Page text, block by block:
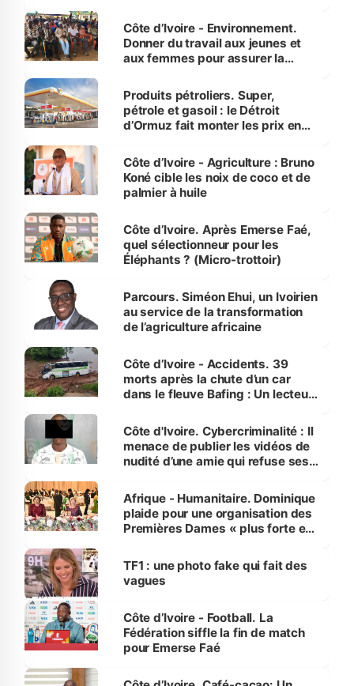
Côte d’Ivoire - Environnement.
Donner du travail aux jeunes et
aux femmes pour assurer la
menacées
Produits pétroliers. Super,
pétrole et gasoil : le Détroit
d’Ormuz fait monter les prix en
Côte d’Ivoire - Agriculture : Bruno
Koné cible les noix de coco et de
palmier à huile
Côte d’Ivoire. Après Emerse Faé,
quel sélectionneur pour les
Éléphants ? (Micro-trottoir)
Parcours. Siméon Ehui, un Ivoirien
au service de la transformation
de l’agriculture africaine
Côte d’Ivoire - Accidents. 39
morts après la chute d’un car
dans le fleuve Bafing : Un lecteur
des Transports
Côte d'Ivoire. Cybercriminalité : Il
menace de publier les vidéos de
nudité d’une amie qui refuse ses
Afrique - Humanitaire. Dominique
plaide pour une organisation des
Premières Dames « plus forte et
sur la scène internationale »
TF1 : une photo fake qui fait des
vagues
Côte d’Ivoire - Football. La
Fédération siffle la fin de match
pour Emerse Faé